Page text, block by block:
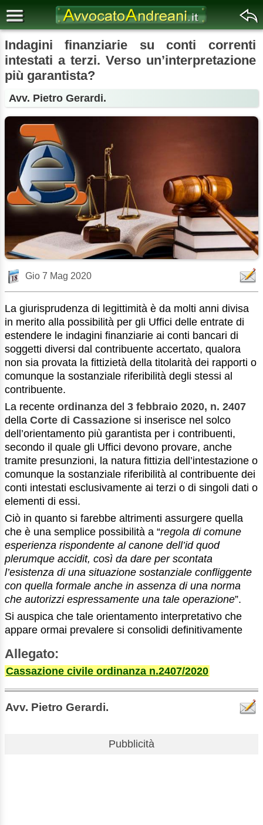
Indagini finanziarie su conti correnti
intestati a terzi. Verso un’interpretazione
più garantista?
Avv. Pietro Gerardi.
Gio 7 Mag 2020
La giurisprudenza di legittimità è da molti anni divisa
in merito alla possibilità per gli Uffici delle entrate di
estendere le indagini finanziarie ai conti bancari di
soggetti diversi dal contribuente accertato, qualora
non sia provata la fittizietà della titolarità dei rapporti o
comunque la sostanziale riferibilità degli stessi al
contribuente.
La recente ordinanza del 3 febbraio 2020, n. 2407
della Corte di Cassazione si inserisce nel solco
dell’orientamento più garantista per i contribuenti,
secondo il quale gli Uffici devono provare, anche
tramite presunzioni, la natura fittizia dell’intestazione o
comunque la sostanziale riferibilità al contribuente dei
conti intestati esclusivamente ai terzi o di singoli dati o
elementi di essi.
Ciò in quanto si farebbe altrimenti assurgere quella
che è una semplice possibilità a “regola di comune
esperienza rispondente al canone dell’id quod
plerumque accidit, così da dare per scontata
l’esistenza di una situazione sostanziale confliggente
con quella formale anche in assenza di una norma
che autorizzi espressamente una tale operazione”.
Si auspica che tale orientamento interpretativo che
appare ormai prevalere si consolidi definitivamente
Allegato:
Cassazione civile ordinanza n.2407/2020
Avv. Pietro Gerardi.
Pubblicità